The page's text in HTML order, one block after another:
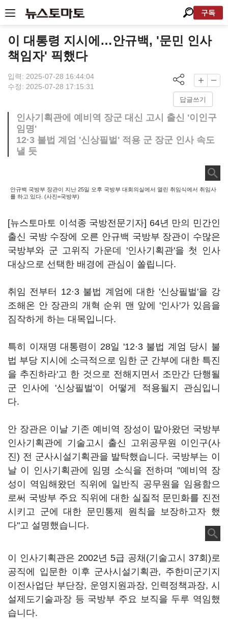
구독
이 대통령 지시에…안규백, '문민 인사
책임자' 픽했다
입력: 2025-07-28 16:44:04
수정: 2025-07-28 17:15:31
답글쓰기
인사기획관에 예비역 장군 대신 고시 출신 '이인구
임명'
12·3 불법 계엄 '신상필벌' 적용 군 장군 인사 속도
낼 듯
안규백 국방부 장관이 지난 25일 오후 국방부 대회의실에서 열린 취임식에서 취임사
를 하고 있다. (사진=국방부)
[뉴스토마토 이석종 국방전문기자] 64년 만의 민간인
출신 국방 수장에 오른 안규백 국방부 장관이 수많은
국방부와 군 고위직 가운데 '인사기획관'을 첫 인사
대상으로 선택한 배경에 관심이 쏠립니다.
취임 전부터 12·3 불법 계엄에 대한 '신상필벌'을 강
조해온 안 장관의 개혁 순위 맨 앞에 '인사'가 있음을
짐작하게 하는 대목입니다.
특히 이재명 대통령이 28일 '12·3 불법 계엄 당시 불
법 부당 지시에 소극적으로 임한 군 간부에 대한 특진
을 추진하라'고 한 것으로 전해지면서 조만간 단행될
군 인사에 '신상필벌'이 어떻게 적용될지 관심입니
다.
안 장관은 이날 기존 예비역 장성이 맡아왔던 국방부
인사기획관에 기술고시 출신 고위공무원 이인구(사
진) 전 군사시설기획관을 발탁했습니다. 국방부는 이
날 이 인사기획관에 임명 소식을 전하며 "예비역 장
성이 역임해왔던 직위에 일반직 공무원을 임용함으
로써 국방부 주요 직위에 대한 실질적 문민화를 진전
시키고 군에 대한 문민통제 원칙을 보장하고자 했
다"고 설명했습니다.
이 인사기획관은 2002년 5급 공채(기술고시 37회)로
공직에 입문한 이후 군사시설기획관, 주한미군기지
이전사업단 부단장, 운영지원과장, 인력정책과장, 시
설제도기술과장 등 국방부 주요 보직을 두루 역임했
습니다.